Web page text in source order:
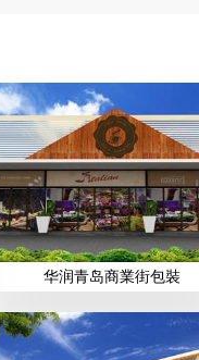
华润青岛商業街包裝